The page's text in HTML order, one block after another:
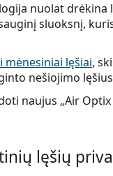
nuolat
sluoksnį,
mėnesiniai lęšiai,
nešiojimo
naujus „Air
lęšių